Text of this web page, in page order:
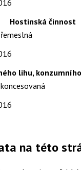
Hostinská činnost
lihu,
na této